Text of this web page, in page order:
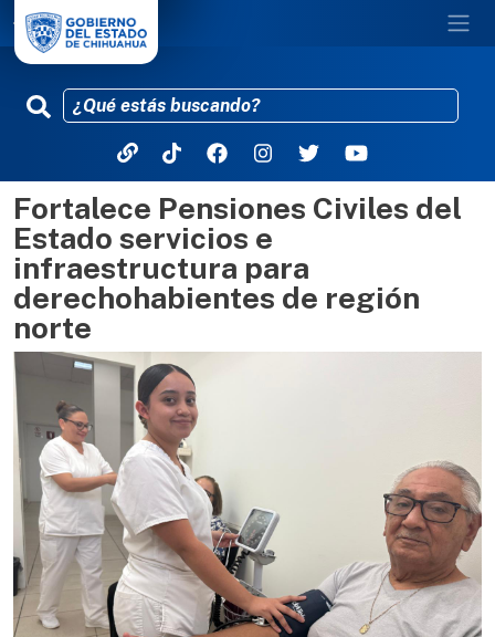
Pasar al contenido principal
Fortalece Pensiones Civiles del
Estado servicios e
infraestructura para
derechohabientes de región
norte